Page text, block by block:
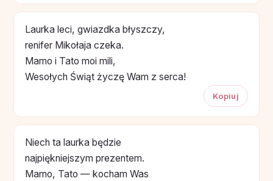
Laurka leci, gwiazdka błyszczy,
renifer Mikołaja czeka.
Mamo i Tato moi mili,
Wesołych Świąt życzę Wam z serca!
Kopiuj
Niech ta laurka będzie
najpiękniejszym prezentem.
Mamo, Tato — kocham Was